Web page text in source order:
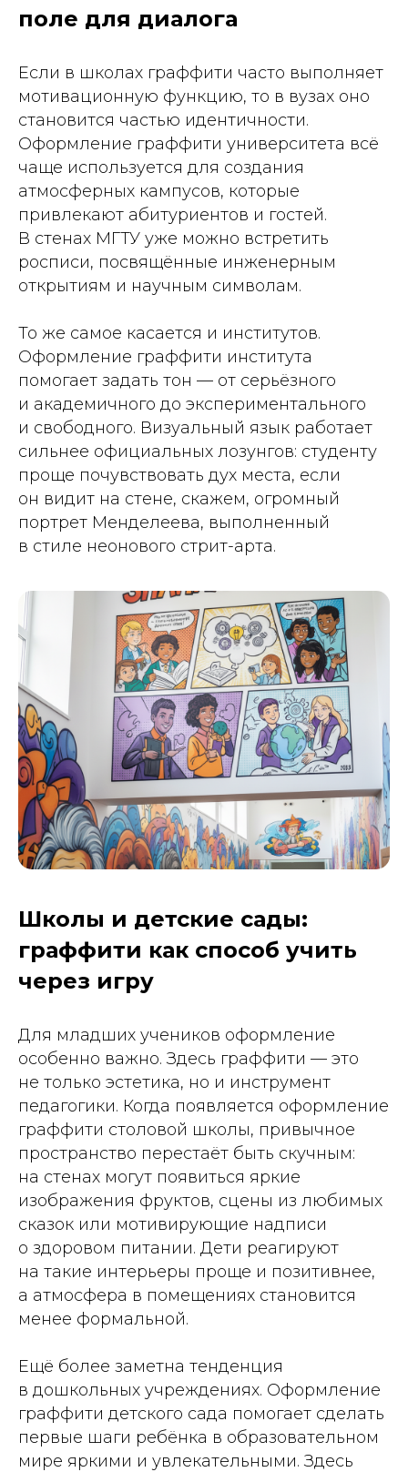
поле для диалога
Если в школах граффити часто выполняет
мотивационную функцию, то в вузах оно
становится частью идентичности.
Оформление граффити университета всё
чаще используется для создания
атмосферных кампусов, которые
привлекают абитуриентов и гостей.
В стенах МГТУ уже можно встретить
росписи, посвящённые инженерным
открытиям и научным символам.
То же самое касается и институтов.
Оформление граффити института
помогает задать тон — от серьёзного
и академичного до экспериментального
и свободного. Визуальный язык работает
сильнее официальных лозунгов: студенту
проще почувствовать дух места, если
он видит на стене, скажем, огромный
портрет Менделеева, выполненный
в стиле неонового стрит-арта.
Школы и детские сады:
граффити как способ учить
через игру
Для младших учеников оформление
особенно важно. Здесь граффити — это
не только эстетика, но и инструмент
педагогики. Когда появляется оформление
граффити столовой школы, привычное
пространство перестаёт быть скучным:
на стенах могут появиться яркие
изображения фруктов, сцены из любимых
сказок или мотивирующие надписи
о здоровом питании. Дети реагируют
на такие интерьеры проще и позитивнее,
а атмосфера в помещениях становится
менее формальной.
Ещё более заметна тенденция
в дошкольных учреждениях. Оформление
граффити детского сада помогает сделать
первые шаги ребёнка в образовательном
мире яркими и увлекательными. Здесь